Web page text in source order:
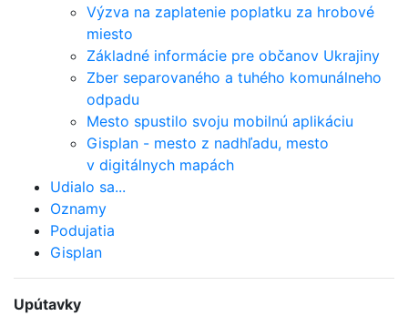
Výzva na zaplatenie poplatku za hrobové
miesto
Základné informácie pre občanov Ukrajiny
Zber separovaného a tuhého komunálneho
odpadu
Mesto spustilo svoju mobilnú aplikáciu
Gisplan - mesto z nadhľadu, mesto
v digitálnych mapách
Udialo sa...
Oznamy
Podujatia
Gisplan
Upútavky